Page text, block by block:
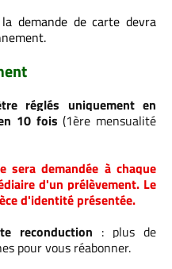
demande de carte devra
réglés uniquement en
10 fois(1ère mensualité
sera demandée à chaque
d'un prélèvement. Le
d'identité présentée.
reconduction : plus de
pour vous réabonner.